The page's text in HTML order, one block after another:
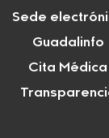
Sede
Guadalinfo
Cita Médica